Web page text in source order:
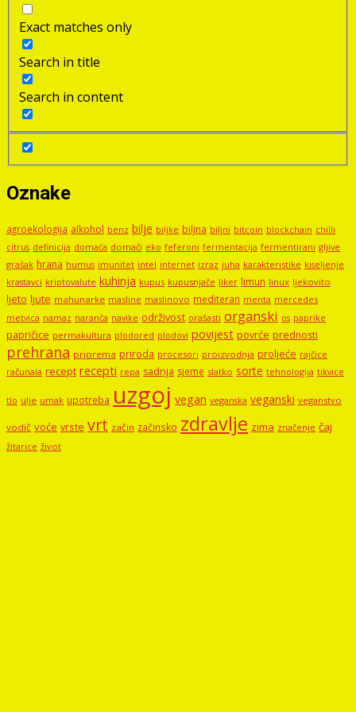
Exact matches only
Search in title
Search in content
Oznake
agroekologija alkohol benz bilje biljke biljna biljni bitcoin blockchain chilli
citrus definicija domaća domaći eko feferoni fermentacija fermentirani gljive
grašak hrana humus imunitet intel internet izraz juha karakteristike kiseljenje
krastavci kriptovalute kuhinja kupus kupusnjače liker limun linux ljekovito
ljeto ljute mahunarke masline maslinovo mediteran menta mercedes
metvica namaz naranča navike održivost orašasti organski os paprike
papričice permakultura plodored plodovi povijest povrće prednosti
prehrana priprema priroda procesori proizvodnja proljeće rajčice
računala recept recepti repa sadnja sjeme slatko sorte tehnologija tikvice
tlo ulje umak upotreba uzgoj vegan veganska veganski veganstvo
vodič voće vrste vrt začin začinsko zdravlje zima značenje čaj
žitarice život